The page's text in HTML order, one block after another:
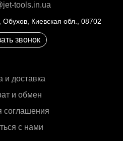
tools.in.ua
Обухов, Киевская обл., 08702
звонок
и доставка
и обмен
соглашения
с нами